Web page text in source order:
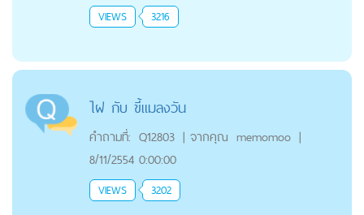
VIEWS 3216
ไฝ กับ ขี้แมลงวัน
คำถามที่: Q12803 | จากคุณ memomoo |
8/11/2554 0:00:00
VIEWS 3202